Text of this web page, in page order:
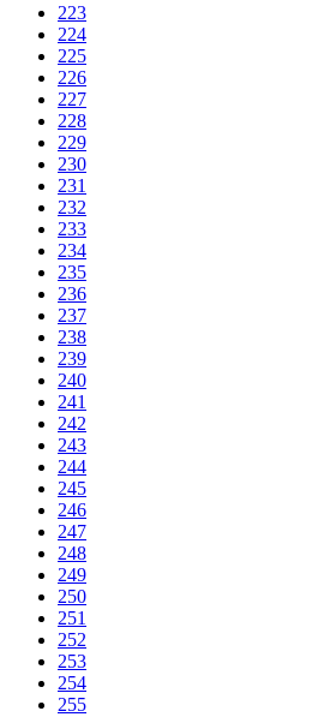
223
224
225
226
227
228
229
230
231
232
233
234
235
236
237
238
239
240
241
242
243
244
245
246
247
248
249
250
251
252
253
254
255